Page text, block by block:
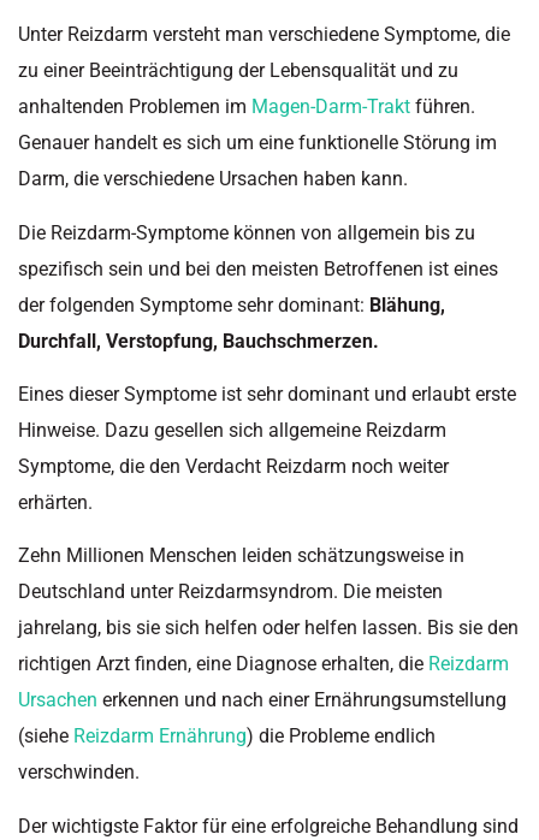
Unter Reizdarm versteht man verschiedene Symptome, die
zu einer Beeinträchtigung der Lebensqualität und zu
anhaltenden Problemen im Magen-Darm-Trakt führen.
Genauer handelt es sich um eine funktionelle Störung im
Darm, die verschiedene Ursachen haben kann.
Die Reizdarm-Symptome können von allgemein bis zu
spezifisch sein und bei den meisten Betroffenen ist eines
der folgenden Symptome sehr dominant: Blähung,
Durchfall, Verstopfung, Bauchschmerzen.
Eines dieser Symptome ist sehr dominant und erlaubt erste
Hinweise. Dazu gesellen sich allgemeine Reizdarm
Symptome, die den Verdacht Reizdarm noch weiter
erhärten.
Zehn Millionen Menschen leiden schätzungsweise in
Deutschland unter Reizdarmsyndrom. Die meisten
jahrelang, bis sie sich helfen oder helfen lassen. Bis sie den
richtigen Arzt finden, eine Diagnose erhalten, die Reizdarm
Ursachen erkennen und nach einer Ernährungsumstellung
(siehe Reizdarm Ernährung) die Probleme endlich
verschwinden.
Der wichtigste Faktor für eine erfolgreiche Behandlung sind